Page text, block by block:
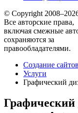
© Copyright
Все авторские права,
включая смежные
сохраняются за
правообладателями.
Создание сайтов
Услуги
Графический
Графический